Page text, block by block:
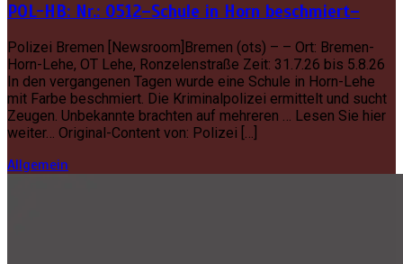
POL-HB: Nr.: 0512–Schule in Horn beschmiert–
Polizei Bremen [Newsroom]Bremen (ots) – – Ort: Bremen-
Horn-Lehe, OT Lehe, Ronzelenstraße Zeit: 31.7.26 bis 5.8.26
In den vergangenen Tagen wurde eine Schule in Horn-Lehe
mit Farbe beschmiert. Die Kriminalpolizei ermittelt und sucht
Zeugen. Unbekannte brachten auf mehreren … Lesen Sie hier
weiter… Original-Content von: Polizei […]
Allgemein